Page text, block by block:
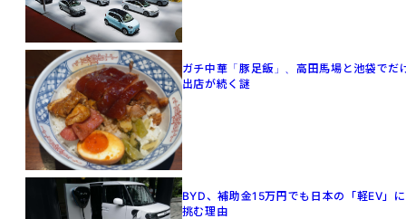
ガチ中華「豚足飯」、高田馬場と池袋でだ
出店が続く謎
BYD、補助金15万円でも日本の「軽EV」に
挑む理由